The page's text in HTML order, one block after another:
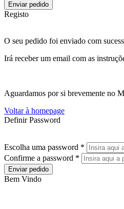
Enviar pedido
Registo
O seu pedido foi enviado com
Irá receber um email com as
Aguardamos por si brevemente no
Voltar à homepage
Definir Password
Escolha uma password *
Confirme a password *
Enviar pedido
Bem Vindo